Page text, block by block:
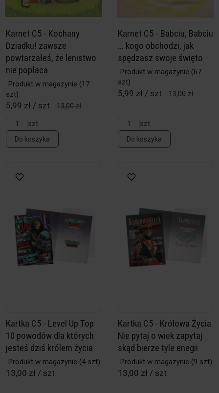
Karnet C5 - Kochany
Dziadku! zawsze
powtarzałeś, że lenistwo
nie popłaca
Produkt w magazynie (17
szt)
5,99 zł / szt
13,00 zł
szt
Do koszyka
Karnet C5 - Babciu, Babciu
... kogo obchodzi, jak
spędzasz swoje święto
Produkt w magazynie (67
szt)
5,99 zł / szt 13,00 zł
szt
Do koszyka
Kartka C5 - Level Up Top
10 powodów dla których
jesteś dziś królem życia
Produkt w magazynie (4 szt)
13,00 zł / szt
Kartka C5 - Królowa Życia
Nie pytaj o wiek zapytaj
skąd bierze tyle enegii
Produkt w magazynie (9 szt)
13,00 zł / szt